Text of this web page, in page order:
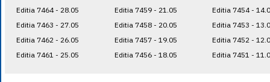
Editia 7464 - 28.05
Editia 7463 - 27.05
Editia 7462 - 26.05
Editia 7461 - 25.05
Editia 7459 - 21.05
Editia 7458 - 20.05
Editia 7457 - 19.05
Editia 7456 - 18.05
Editia 7454 -
Editia 7453 -
Editia 7452 -
Editia 7451 -